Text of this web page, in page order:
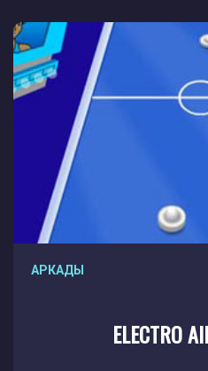
АРКАДЫ
ELECTRO